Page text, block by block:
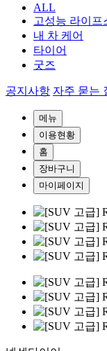
ALL
고성능 라이프
내 차 케어
타이어
굿즈
공지사항 자주 묻는
메뉴
이용현황
홈
장바구니
마이페이지